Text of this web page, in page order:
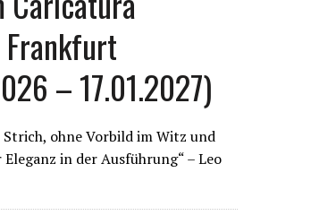
Frankfurt
– 17.01.2027)
ohne Vorbild im Witz und
in der Ausführung“ – Leo